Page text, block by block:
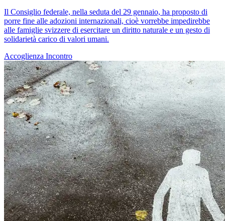
Il Consiglio federale, nella seduta del 29 gennaio, ha proposto di
porre fine alle adozioni internazionali, cioè vorrebbe impedirebbe
alle famiglie svizzere di esercitare un diritto naturale e un gesto di
solidarietà carico di valori umani.
Accoglienza Incontro